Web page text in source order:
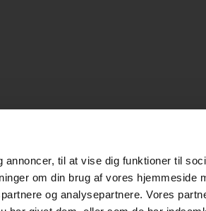
til at vise dig funktioner til
om din brug af vores hjemmeside
og analysepartnere. Vores